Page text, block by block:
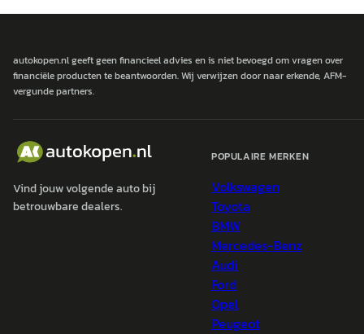
autokopen.nl geeft geen financieel advies en is niet bevoegd om vragen over
financiële producten te beantwoorden. Wij verwijzen door naar erkende, AFM-
vergunde partners.
Vind jouw volgende auto bij
betrouwbare dealers.
POPULAIRE MERKEN
Volkswagen
Toyota
BMW
Mercedes-Benz
Audi
Ford
Opel
Peugeot